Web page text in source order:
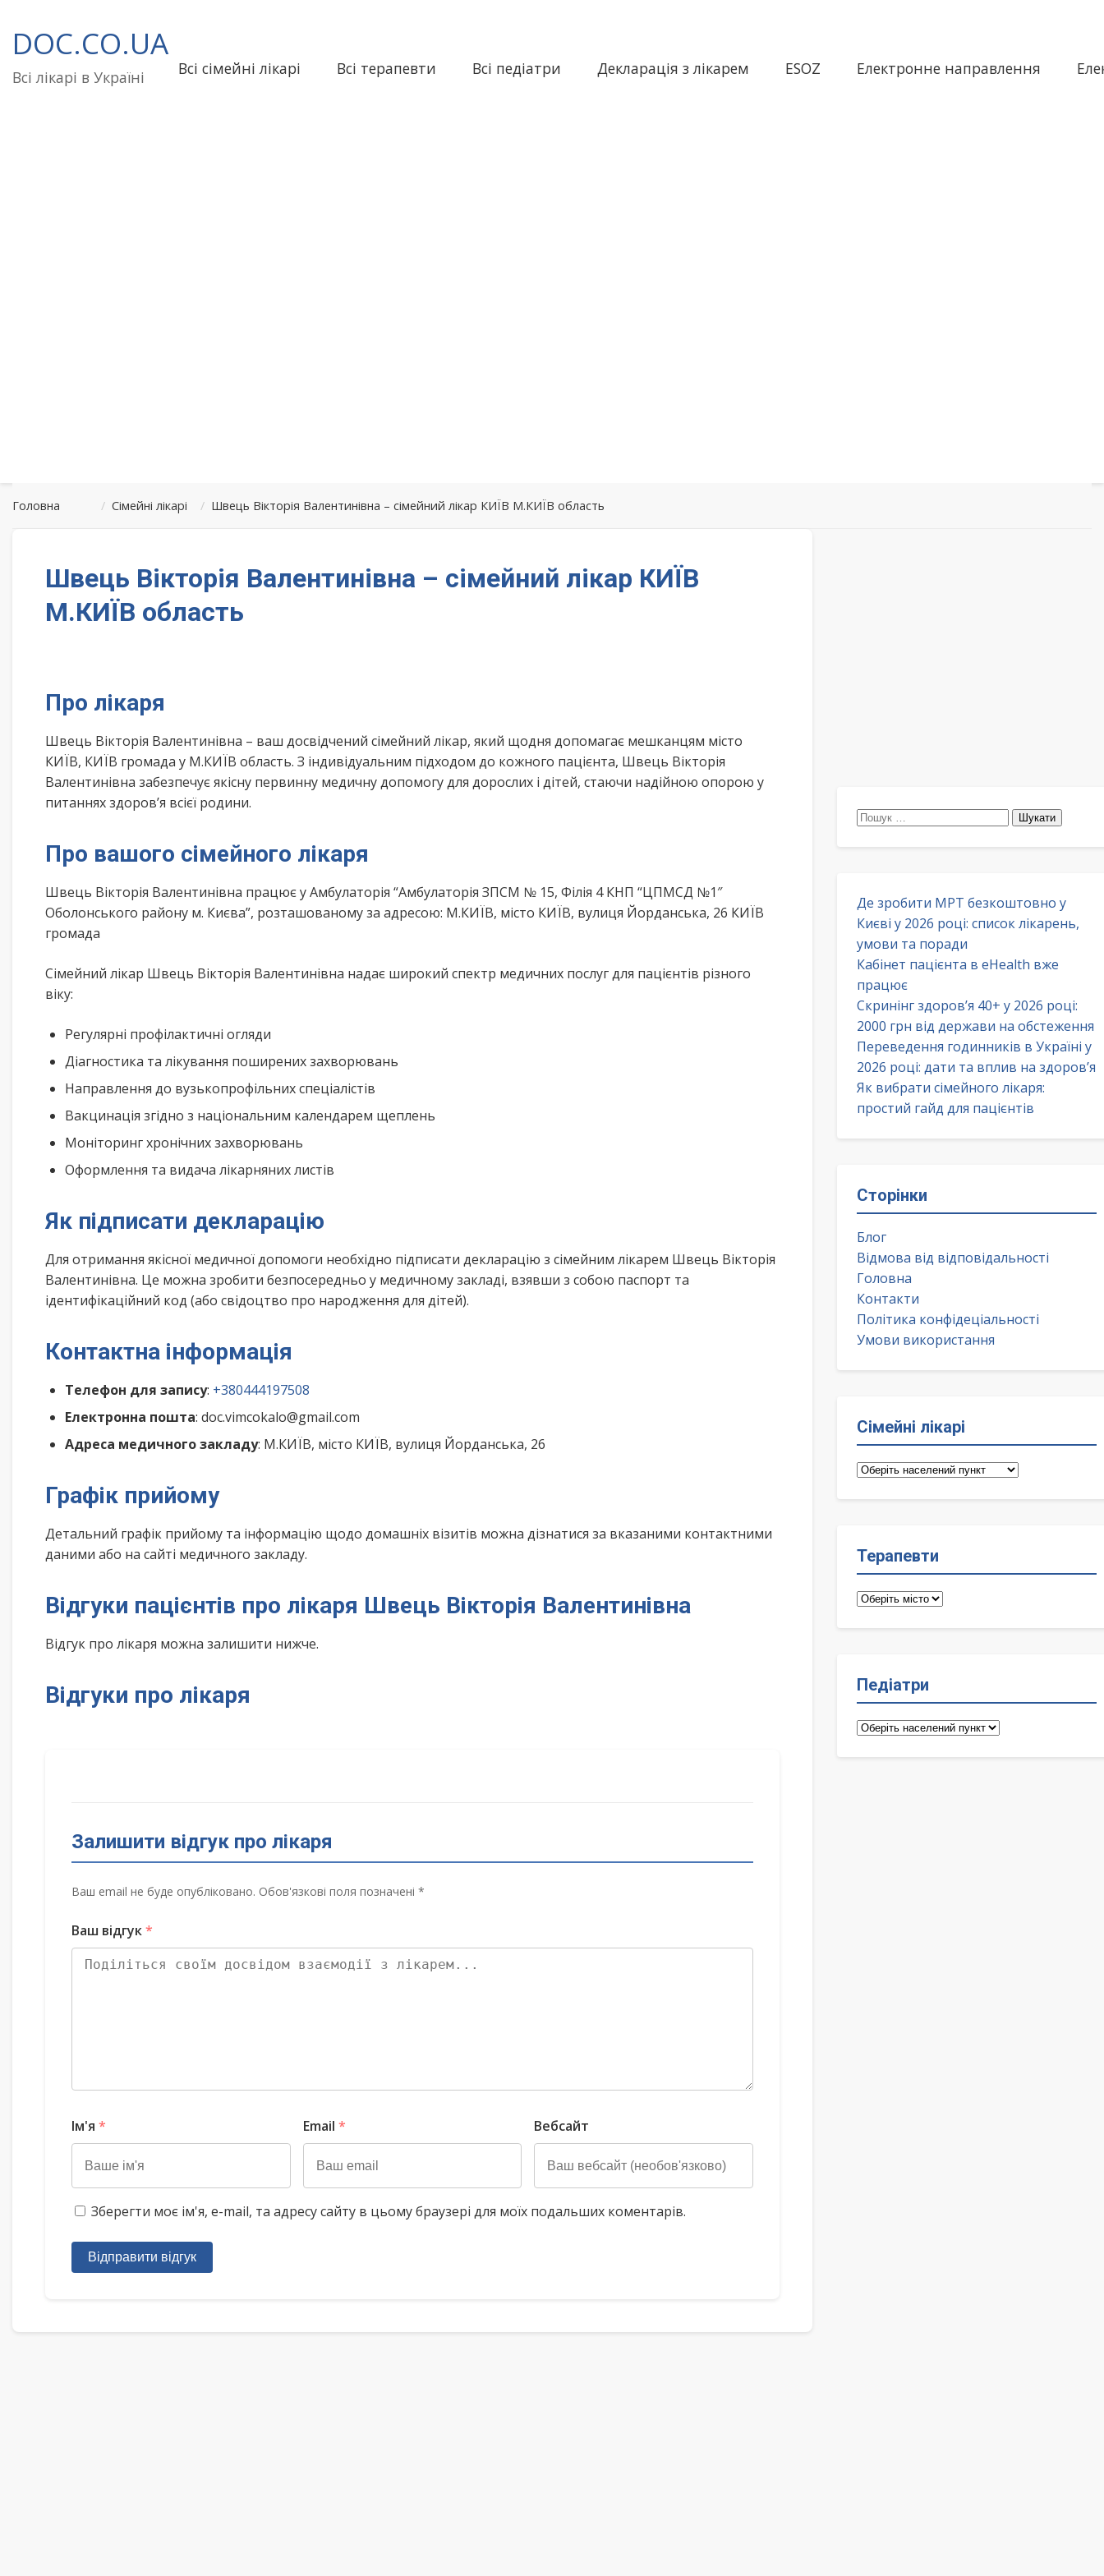
до
вмісту
DOC.CO.UA
Всі лікарі в Україні Всі сімейні лікарі Всі терапевти Всі педіатри Декларація з лікарем ESOZ Електронне направлення
Головна / Сімейні лікарі / Швець Вікторія Валентинівна – сімейний лікар КИЇВ М.КИЇВ область
Швець Вікторія Валентинівна – сімейний лікар КИЇВ
М.КИЇВ область
Про лікаря
Швець Вікторія Валентинівна – ваш досвідчений сімейний лікар, який щодня допомагає мешканцям місто
КИЇВ, КИЇВ громада у М.КИЇВ область. З індивідуальним підходом до кожного пацієнта, Швець Вікторія
Валентинівна забезпечує якісну первинну медичну допомогу для дорослих і дітей, стаючи надійною опорою у
питаннях здоров’я всієї родини.
Про вашого сімейного лікаря
Швець Вікторія Валентинівна працює у Амбулаторія “Амбулаторія ЗПСМ № 15, Філія 4 КНП “ЦПМСД №1″
Оболонського району м. Києва”, розташованому за адресою: М.КИЇВ, місто КИЇВ, вулиця Йорданська, 26 КИЇВ
громада
Сімейний лікар Швець Вікторія Валентинівна надає широкий спектр медичних послуг для пацієнтів різного
віку:
Регулярні профілактичні огляди
Діагностика та лікування поширених захворювань
Направлення до вузькопрофільних спеціалістів
Вакцинація згідно з національним календарем щеплень
Моніторинг хронічних захворювань
Оформлення та видача лікарняних листів
Як підписати декларацію
Для отримання якісної медичної допомоги необхідно підписати декларацію з сімейним лікарем Швець Вікторія
Валентинівна. Це можна зробити безпосередньо у медичному закладі, взявши з собою паспорт та
ідентифікаційний код (або свідоцтво про народження для дітей).
Контактна інформація
Телефон для запису: +380444197508
Електронна пошта: doc.vimcokalo@gmail.com
Адреса медичного закладу: М.КИЇВ, місто КИЇВ, вулиця Йорданська, 26
Графік прийому
Детальний графік прийому та інформацію щодо домашніх візитів можна дізнатися за вказаними контактними
даними або на сайті медичного закладу.
Відгуки пацієнтів про лікаря Швець Вікторія Валентинівна
Відгук про лікаря можна залишити нижче.
Відгуки про лікаря
Залишити відгук про лікаря
Ваш email не буде опубліковано. Обов'язкові поля позначені *
Ваш відгук*
Ім'я * Email * Вебсайт
Зберегти моє ім'я, e-mail, та адресу сайту в цьому браузері для моїх подальших коментарів.
Відправити відгук
Пошук:
Де зробити МРТ безкоштовно у
Києві у 2026 році: список лікарень,
умови та поради
Кабінет пацієнта в eHealth вже
працює
Скринінг здоров’я 40+ у 2026 році:
2000 грн від держави на обстеження
Переведення годинників в Україні у
2026 році: дати та вплив на здоров’я
Як вибрати сімейного лікаря:
простий гайд для пацієнтів
Сторінки
Блог
Відмова від відповідальності
Головна
Контакти
Політика конфідеціальності
Умови використання
Сімейні лікарі
Сімейні
Терапевти
Терапевти
Педіатри
Педіатри